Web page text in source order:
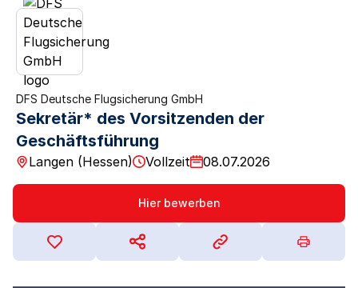
DFS Deutsche Flugsicherung GmbH
Sekretär* des Vorsitzenden der
Geschäftsführung
Langen (Hessen) Vollzeit 08.07.2026
Hier bewerben